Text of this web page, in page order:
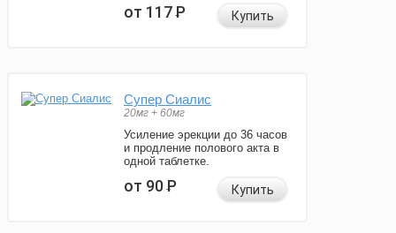
от 117Р Купить
Супер Сиалис
20мг + 60мг
Усиление эрекции до 36 часов
и продление полового акта в
одной таблетке.
от 90Р Купить